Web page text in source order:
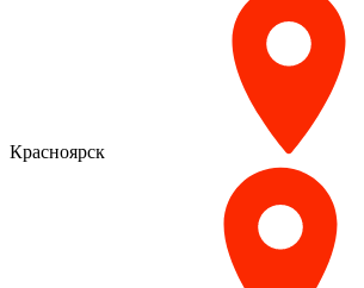
Красноярск